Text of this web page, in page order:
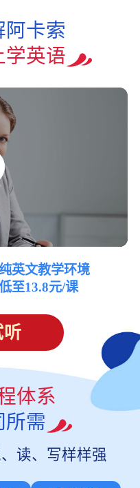
阿卡索
学英语
英文教学环境
至13.8元/课
听
体系
所需
读、写样样强